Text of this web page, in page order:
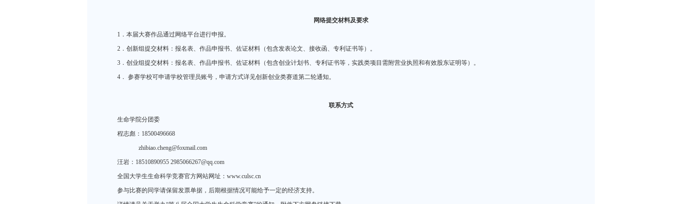
网络提交材料及要求
1．本届大赛作品通过网络平台进行申报。
2．创新组提交材料：报名表、作品申报书、佐证材料（包含发表论文、接收函、专利证书等）。
3．创业组提交材料：报名表、作品申报书、佐证材料（包含创业计划书、专利证书等，实践类项目需附营业执照和有效股东证明等）。
4． 参赛学校可申请学校管理员账号，申请方式详见创新创业类赛道第二轮通知。
联系方式
生命学院分团委
程志彪：18500496668
zhibiao.cheng@foxmail.com
汪岩：18510890955 2985066267@qq.com
全国大学生生命科学竞赛官方网站网址：www.culsc.cn
参与比赛的同学请保留发票单据，后期根据情况可能给予一定的经济支持。